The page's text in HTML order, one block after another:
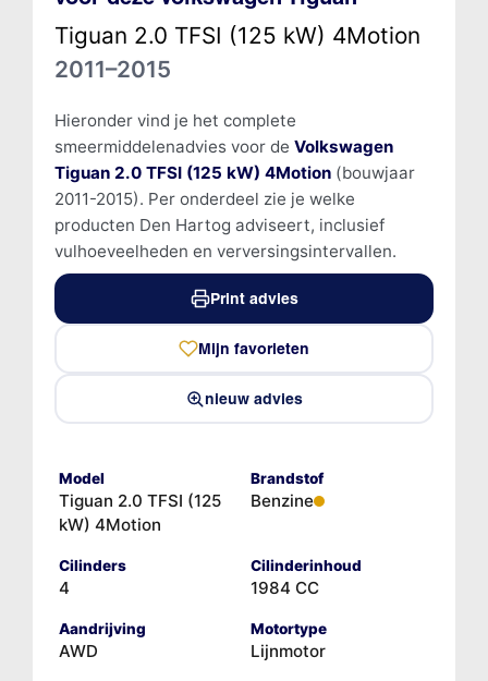
Tiguan 2.0 TFSI (125 kW) 4Motion
2011–2015
Hieronder vind je het complete
smeermiddelenadvies voor de Volkswagen
Tiguan 2.0 TFSI (125 kW) 4Motion(bouwjaar
2011-2015). Per onderdeel zie je welke
producten Den Hartog adviseert, inclusief
vulhoeveelheden en verversingsintervallen.
Print advies
Mijn favorieten
nieuw advies
Model
Tiguan 2.0 TFSI (125
kW) 4Motion
Brandstof
Benzine
Cilinders
4
Cilinderinhoud
1984 CC
Aandrijving
AWD
Motortype
Lijnmotor